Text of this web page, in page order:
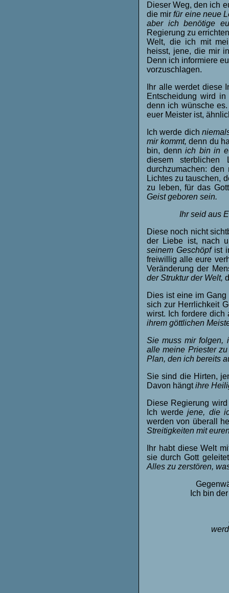
Dieser Weg, den ich
die mirfür eine neue
aber ich benötige
Regierung zu
Welt, die ich mit
heisst, jene, die mir
Denn ich informiere
vorzuschlagen.
Ihr alle werdet diese
Entscheidung wird
denn ich wünsche
euer Meister ist,
Ich werde dich
mir kommt,denn du
bin, denn ich bin in
diesem sterblichen
durchzumachen:
Lichtes zu tauschen,
zu leben, für das
Geist geboren sein.
Ihr seid aus
Diese noch nicht
der Liebe ist, nach
seinem Geschöpf ist
freiwillig alle eure
Veränderung der
der Struktur der Welt,
Dies ist eine im
sich zur Herrlichkeit
wirst. Ich fordere
ihrem göttlichen
Sie muss mir folgen,
alle meine Priester
Plan, den ich bereits
Sie sind die Hirten,
Davon hängtihre
Diese Regierung
Ich werdejene, die
werden von überall
Streitigkeiten mit
Ihr habt diese Welt
sie durch Gott
Alles zu zerstören,
Ich bin